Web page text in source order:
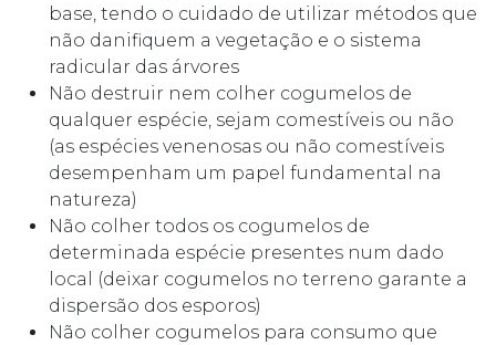
base, tendo o cuidado de utilizar métodos que
não danifiquem a vegetação e o sistema
radicular das árvores
Não destruir nem colher cogumelos de
qualquer espécie, sejam comestíveis ou não
(as espécies venenosas ou não comestíveis
desempenham um papel fundamental na
natureza)
Não colher todos os cogumelos de
determinada espécie presentes num dado
local (deixar cogumelos no terreno garante a
dispersão dos esporos)
Não colher cogumelos para consumo que